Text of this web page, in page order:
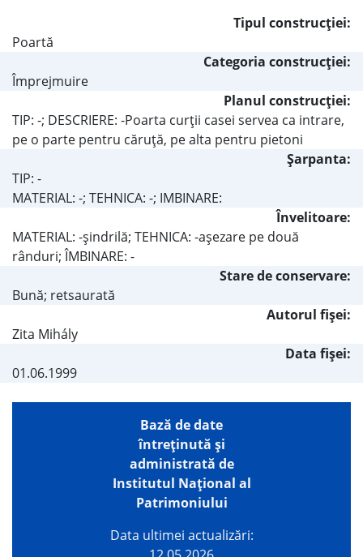
Tipul construcţiei:
Poartă
Categoria construcţiei:
Împrejmuire
Planul construcţiei:
TIP: -; DESCRIERE: -Poarta curţii casei servea ca intrare,
pe o parte pentru căruţă, pe alta pentru pietoni
Şarpanta:
TIP: -
MATERIAL: -; TEHNICA: -; IMBINARE:
Învelitoare:
MATERIAL: -şindrilă; TEHNICA: -aşezare pe două
rânduri; ÎMBINARE: -
Stare de conservare:
Bună; retsaurată
Autorul fişei:
Zita Mihály
Data fișei:
01.06.1999
Bază de date
întreţinută şi
administrată de
Institutul Național al
Patrimoniului
Data ultimei actualizări: